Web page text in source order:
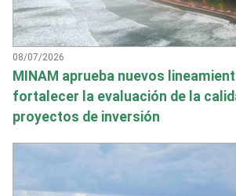
08/07/2026
MINAM aprueba nuevos
fortalecer la evaluación de la
proyectos de inversión